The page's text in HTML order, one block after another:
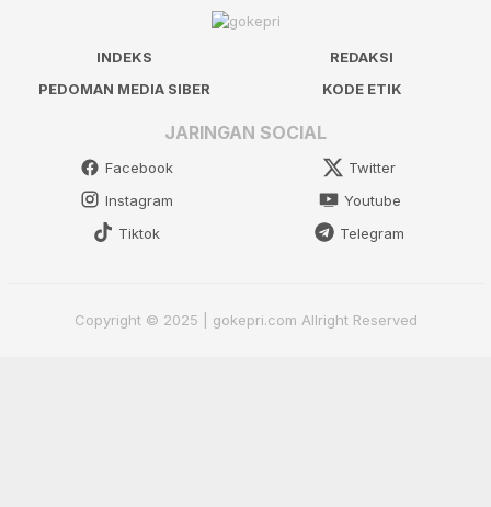
INDEKS
REDAKSI
PEDOMAN MEDIA SIBER
KODE ETIK
JARINGAN SOCIAL
Facebook
Twitter
Instagram
Youtube
Tiktok
Telegram
Copyright © 2025 | gokepri.com Allright Reserved